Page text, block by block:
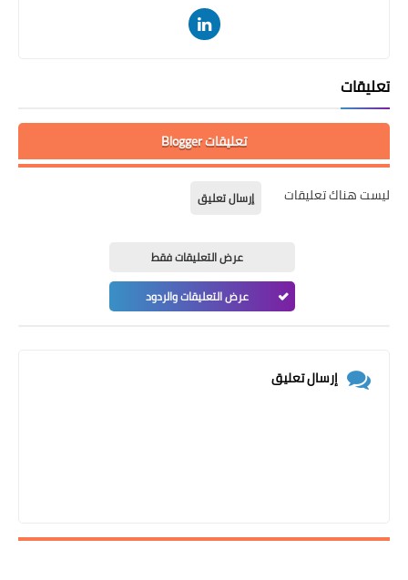
تعليقات
تعليقات Blogger
ليست هناك تعليقات إرسال تعليق
عرض التعليقات فقط
عرض التعليقات والردود
إرسال تعليق